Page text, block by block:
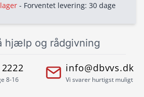
- Forventet levering: 30 dage
hjælp og rådgivning
8-16
info@dbvvs.dk
Vi svarer hurtigst muligt